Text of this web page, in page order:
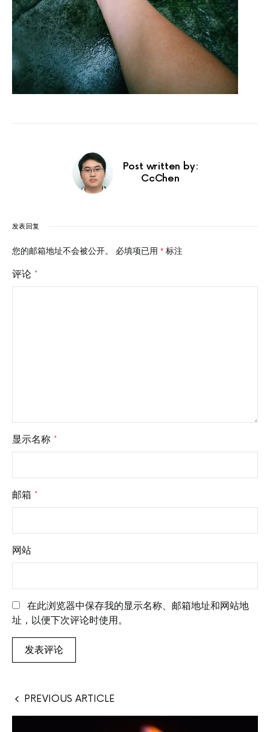
Post written by:
CcChen
发表回复
您的邮箱地址不会被公开。 必填项已用 * 标注
评论 *
显示名称 *
邮箱 *
网站
在此浏览器中保存我的显示名称、邮箱地址和网站地
址，以便下次评论时使用。
PREVIOUS ARTICLE